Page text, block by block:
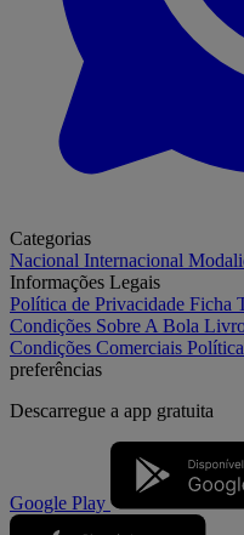
Categorias
Nacional Internacional
Informações Legais
Política de Privacidade Ficha
Condições Sobre A Bola
Condições Comerciais
preferências
Descarregue a app gratuita
Google Play